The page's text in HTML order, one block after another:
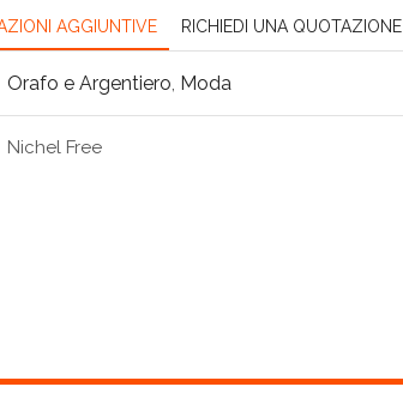
AGGIUNTIVE RICHIEDI UNA QUOTAZIONE
Orafo e Argentiero Moda
Nichel Free